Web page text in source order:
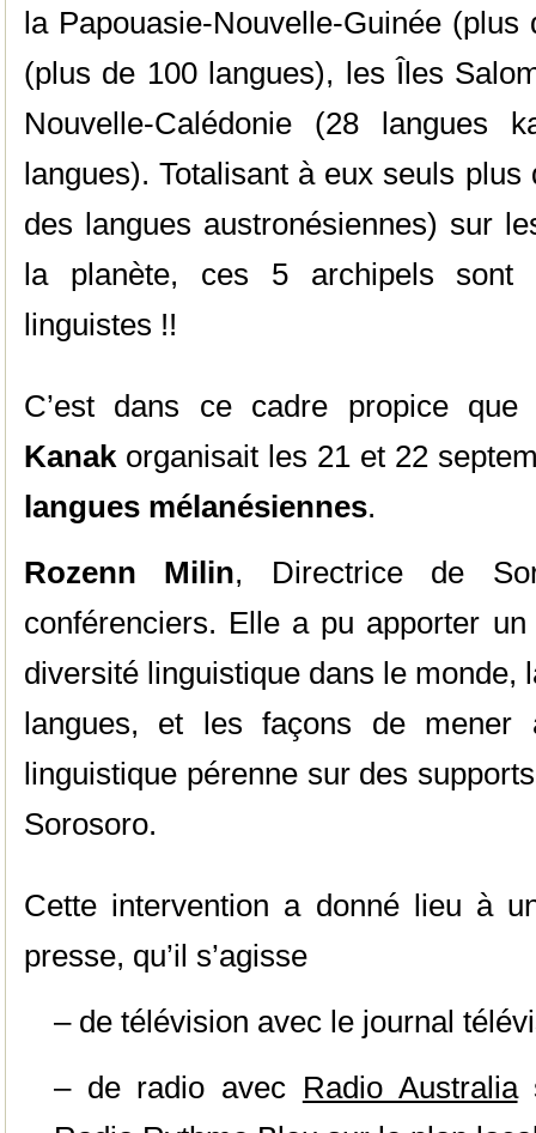
la Papouasie-Nouvelle-Guinée (plus
(plus de 100 langues), les Îles
Nouvelle-Calédonie (28
langues). Totalisant à eux seuls
des langues austronésiennes) sur
la planète, ces 5 archipels sont
linguistes !!
C’est dans ce cadre propice que
Kanakorganisait les 21 et 22
langues mélanésiennes.
Rozenn Milin, Directrice de
conférenciers. Elle a pu apporter
diversité linguistique dans le monde,
langues, et les façons de mener
linguistique pérenne sur des
Sorosoro.
Cette intervention a donné lieu à
presse, qu’il s’agisse
– de télévision avec le journal
– de radio avec Radio Australia